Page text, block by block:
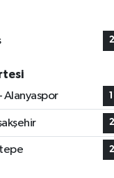
Alanyaspor